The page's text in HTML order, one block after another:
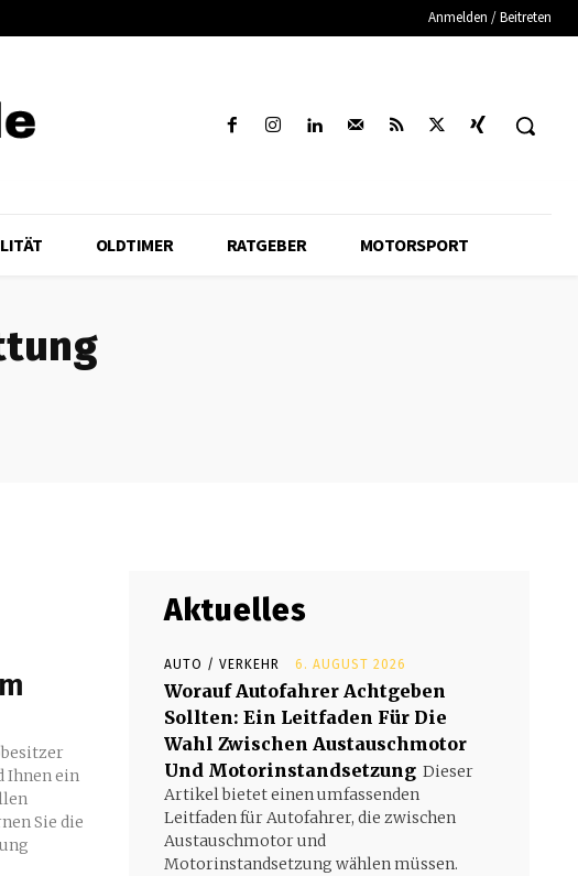
Anmelden / Beitreten
OLDTIMER RATGEBER MOTORSPORT
Ihnen ein
Sie die
Aktuelles
AUTO / VERKEHR 6. AUGUST 2026
Worauf Autofahrer Achtgeben
Sollten: Ein Leitfaden Für Die
Wahl Zwischen Austauschmotor
Und Motorinstandsetzung Dieser
Artikel bietet einen umfassenden
Leitfaden für Autofahrer, die zwischen
Austauschmotor und
Motorinstandsetzung wählen müssen.